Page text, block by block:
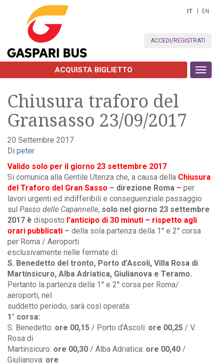
ACCEDI/REGISTRATI
IT EN
ACQUISTA BIGLIETTO
Chiusura traforo del
Gransasso 23/09/2017
20 Settembre 2017
Di peter
Valido solo per il giorno 23 settembre 2017
Si comunica alla Gentile Utenza che, a causa della Chiusura
del Traforo del Gran Sasso – direzione Roma – per
lavori urgenti ed indifferibili e conseguenziale passaggio
sul Passo delle Capannelle, solo nel giorno 23 settembre
2017 è disposto l’anticipo di 30 minuti – rispetto agli
orari pubblicati – della sola partenza della 1° e 2° corsa
per Roma / Aeroporti
esclusivamente nelle fermate di:
S. Benedetto del tronto, Porto d’Ascoli, Villa Rosa di
Martinsicuro, Alba Adriatica, Giulianova e Teramo.
Pertanto la partenza della 1° e 2° corsa per Roma/
aeroporti, nel
suddetto periodo, sarà così operata:
1° corsa:
S. Benedetto: ore 00,15 / Porto d’Ascoli: ore 00,25 / V.
Rosa di
Martinsicuro: ore 00,30 / Alba Adriatica: ore 00,40 /
Giulianova: ore